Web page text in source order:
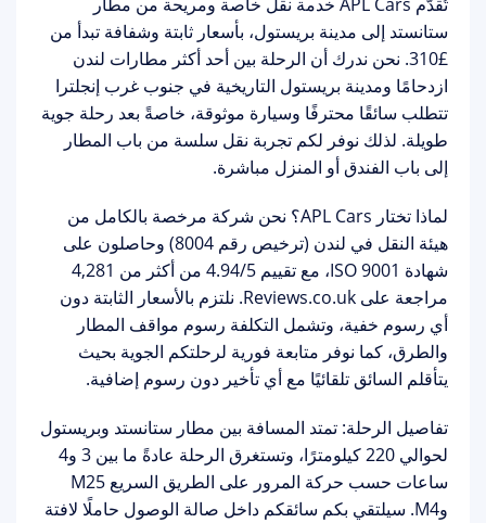
ستانستد إلى مدينة بريستول، بأسعار ثابتة وشفافة تبدأ من
£310
. نحن ندرك أن الرحلة بين أحد أكثر مطارات لندن
ازدحامًا ومدينة بريستول التاريخية في جنوب غرب إنجلترا
تتطلب سائقًا محترفًا وسيارة موثوقة، خاصةً بعد رحلة جوية
طويلة. لذلك نوفر لكم تجربة نقل سلسة من باب المطار
إلى باب الفندق أو المنزل مباشرة.
لماذا تختار APL Cars؟ نحن شركة مرخصة بالكامل من
هيئة النقل في لندن (ترخيص رقم 8004)
وحاصلون على
شهادة ISO 9001، مع تقييم
4.94/5
من أكثر من 4,281
مراجعة على Reviews.co.uk. نلتزم بالأسعار الثابتة دون
أي رسوم خفية، وتشمل التكلفة رسوم مواقف المطار
والطرق، كما نوفر متابعة فورية لرحلتكم الجوية بحيث
يتأقلم السائق تلقائيًا مع أي تأخير دون رسوم إضافية.
تفاصيل الرحلة: تمتد المسافة بين مطار ستانستد وبريستول
لحوالي 220 كيلومترًا، وتستغرق الرحلة عادةً ما بين
3 و4
ساعات
حسب حركة المرور على الطريق السريع M25
وM4. سيلتقي بكم سائقكم داخل
صالة الوصول حاملًا لافتة